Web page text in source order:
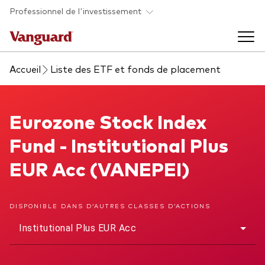
Skip to main content
Professionnel de l'investissement
Fonds et ETFs
Tous les produits
Analyses et événements
Back to main menu
À propos de Vanguard
À propos de Vanguard
Accueil Liste des ETF et fonds de placement
Eurozone Stock Index Fund
Eurozone Stock Index
Fund - Institutional Plus
EUR Acc (VANEPEI)
DISPONIBLE DANS D’AUTRES CLASSES D’ACTIONS
Institutional Plus EUR Acc